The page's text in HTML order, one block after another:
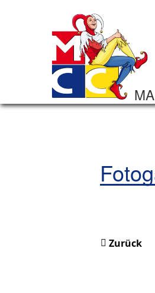
Zurück